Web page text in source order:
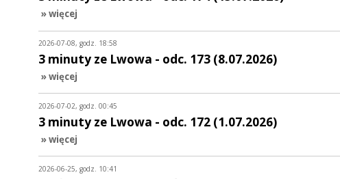
» więcej
2026-07-08, godz. 18:58
3 minuty ze Lwowa - odc. 173 (8.07.2026)
» więcej
2026-07-02, godz. 00:45
3 minuty ze Lwowa - odc. 172 (1.07.2026)
» więcej
2026-06-25, godz. 10:41